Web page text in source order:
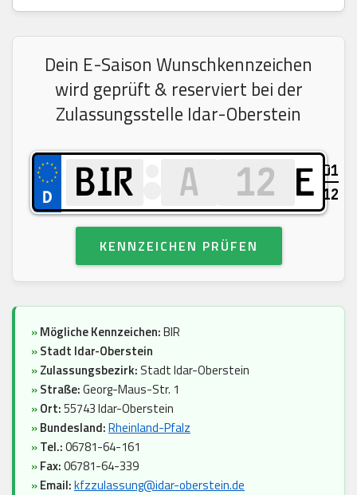
Dein E-Saison Wunschkennzeichen
wird geprüft & reserviert bei der
Zulassungsstelle Idar-Oberstein
E
01
12
KENNZEICHEN PRÜFEN
»Mögliche Kennzeichen:BIR
»Stadt Idar-Oberstein
»Zulassungsbezirk: Stadt Idar-Oberstein
»Straße:Georg-Maus-Str. 1
»Ort:55743 Idar-Oberstein
»Bundesland:Rheinland-Pfalz
»Tel.:06781-64-161
»Fax:06781-64-339
»Email:kfzzulassung@idar-oberstein.de